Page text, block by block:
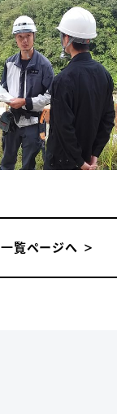
一覧ページへ